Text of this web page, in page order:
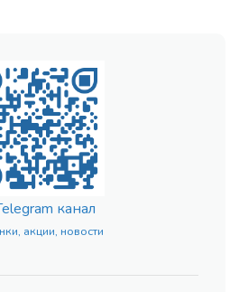
канал
акции, новости